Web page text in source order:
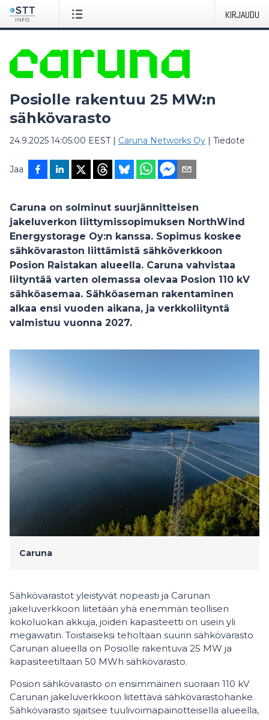
KIRJAUDU
Posiolle rakentuu 25 MW:n
sähkövarasto
24.9.2025 14:05:00 EEST| Caruna Networks Oy | Tiedote
Jaa
Caruna on solminut suurjännitteisen
jakeluverkon liittymissopimuksen NorthWind
Energystorage Oy:n kanssa. Sopimus koskee
sähkövaraston liittämistä sähköverkkoon
Posion Raistakan alueella. Caruna vahvistaa
liityntää varten olemassa olevaa Posion 110 kV
sähköasemaa. Sähköaseman rakentaminen
alkaa ensi vuoden aikana, ja verkkoliityntä
valmistuu vuonna 2027.
Caruna
Sähkövarastot yleistyvät nopeasti ja Carunan
jakeluverkkoon liitetään yhä enemmän teollisen
kokoluokan akkuja, joiden kapasiteetti on usein yli
megawatin. Toistaiseksi teholtaan suurin sähkövarasto
Carunan alueella on Posiolle rakentuva 25 MW ja
kapasiteetiltaan 50 MWh sähkövarasto.
Posion sähkövarasto on ensimmäinen suoraan 110 kV
Carunan jakeluverkkoon liitettävä sähkövarastohanke.
Sähkövarasto sijaitsee tuulivoimapainotteisella alueella,